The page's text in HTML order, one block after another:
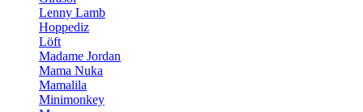
Lenny Lamb
Hoppediz
Löft
Madame Jordan
Mama Nuka
Mamalila
Minimonkey